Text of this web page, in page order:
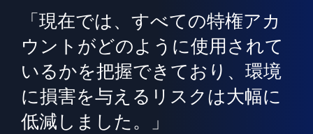
「現在では、すべての特権アカ
ウントがどのように使用されて
いるかを把握できており、環境
に損害を与えるリスクは大幅に
低減しました。」